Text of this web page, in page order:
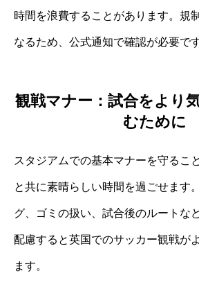
時間を浪費することがあります。規
なるため、公式通知で確認が必要です
観戦マナー：試合をより
むために
スタジアムでの基本マナーを守るこ
と共に素晴らしい時間を過ごせます
グ、ゴミの扱い、試合後のルートな
配慮すると英国でのサッカー観戦が
ます。